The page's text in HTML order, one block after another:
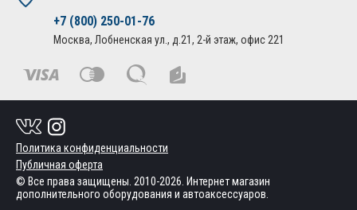
+7 (800) 250-01-76
Москва, Лобненская ул., д.21, 2-й этаж, офис 221
Политика конфиденциальности
Публичная оферта
© Все права защищены. 2010-2026. Интернет магазин
дополнительного оборудования и автоаксессуаров.